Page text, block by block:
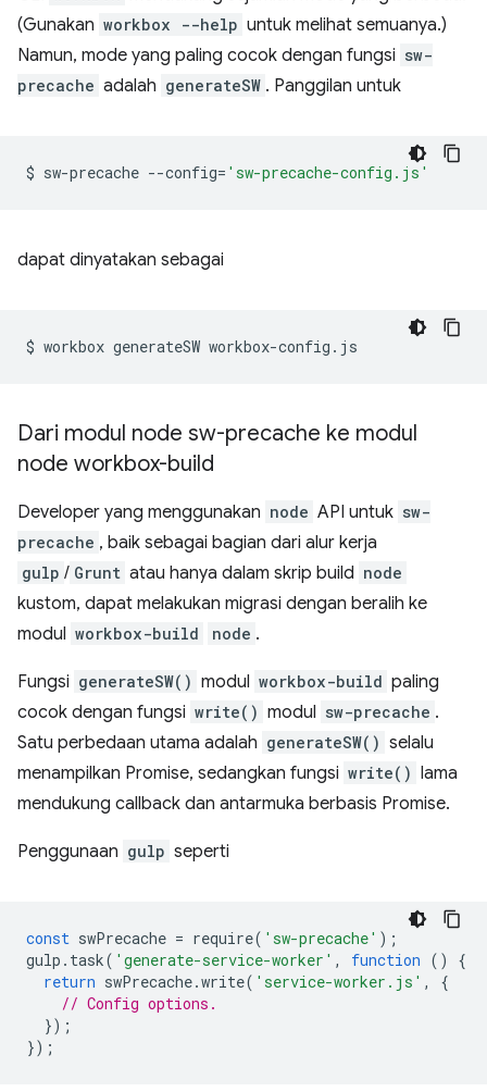
(Gunakan workbox --help untuk melihat semuanya.)
Namun, mode yang paling cocok dengan fungsi sw-
precache adalah generateSW . Panggilan untuk
$ sw-precache --config= 'sw-precache-config.js'
dapat dinyatakan sebagai
$ workbox generateSW
Dari modul node sw-precache ke modul
node workbox-build
Developer yang menggunakan node API untuk sw-
precache , baik sebagai bagian dari alur kerja
gulp / Grunt atau hanya dalam skrip build node
kustom, dapat melakukan migrasi dengan beralih ke
modul workbox-build node .
Fungsi generateSW() modul workbox-build paling
cocok dengan fungsi write() modul sw-precache .
Satu perbedaan utama adalah generateSW() selalu
menampilkan Promise, sedangkan fungsi write() lama
mendukung callback dan antarmuka berbasis Promise.
Penggunaan gulp seperti
const swPrecache = require( 'sw-precache' );
gulp . task( 'generate-service-worker' , function ()
{
return swPrecache.write( 'service-worker.js' ,
{
// Config options.
});
});